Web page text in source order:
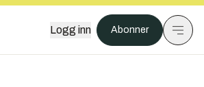
Logg inn Abonner